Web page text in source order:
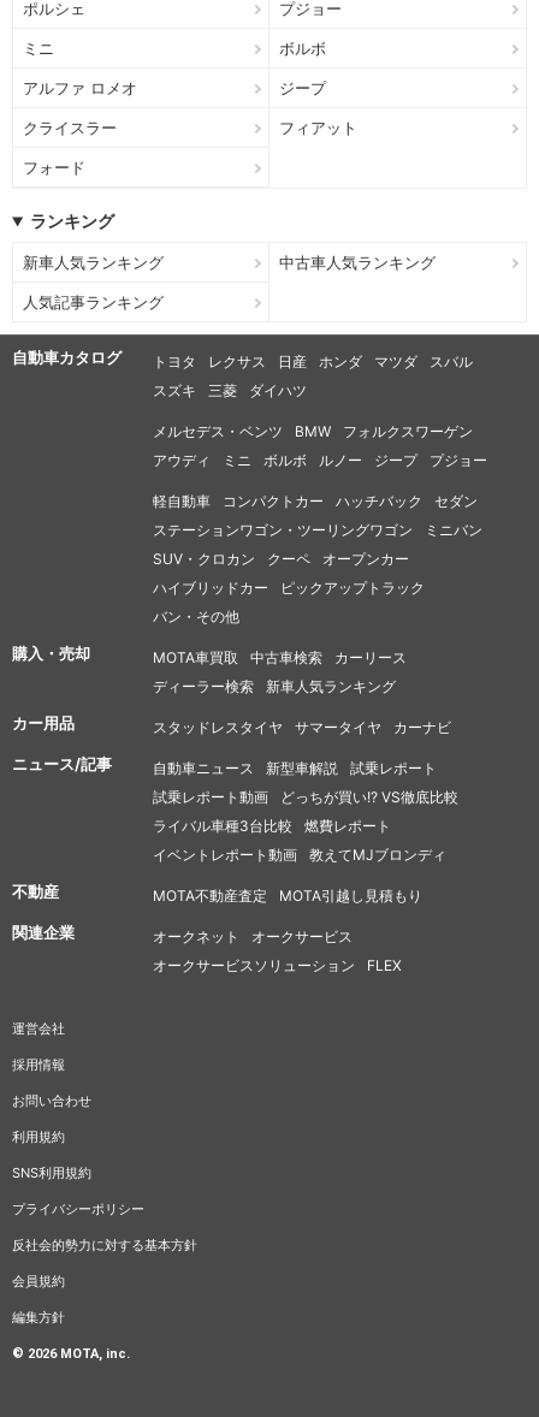
ポルシェ プジョー
ミニ ボルボ
アルファ ロメオ ジープ
クライスラー フィアット
フォード
ランキング
新車人気ランキング 中古車人気ランキング
人気記事ランキング
自動車カタログ トヨタ レクサス 日産 ホンダ マツダ
スバル
スズキ
三菱 ダイハツ
メルセデス・ベンツ BMW
フォルクスワーゲン
アウディ
ミニ ボルボ ルノー ジープ プジョー
軽自動車 コンパクトカー ハッチバック
セダン
ステーションワゴン・ツーリングワゴン
ミニバン
SUV・クロカン
クーペ
オープンカー
ハイブリッドカー
ピックアップトラック
バン・その他
購入・売却 MOTA車買取 中古車検索
カーリース
ディーラー検索
新車人気ランキング
カー用品 スタッドレスタイヤ サマータイヤ カーナビ
ニュース/記事 自動車ニュース 新型車解説
試乗レポート
試乗レポート動画
どっちが買い!? VS徹底比較
ライバル車種3台比較
燃費レポート
イベントレポート動画
教えてMJブロンディ
不動産 MOTA不動産査定 MOTA引越し見積もり
関連企業 オークネット
オークサービス
オークサービスソリューション
FLEX
運営会社
採用情報
お問い合わせ
利用規約
SNS利用規約
プライバシーポリシー
反社会的勢力に対する基本方針
会員規約
編集方針
© 2026 MOTA, inc.